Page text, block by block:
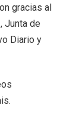
gracias al
Junta de
Diario y